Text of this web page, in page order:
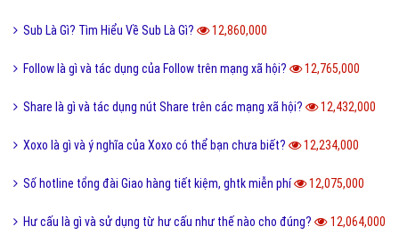
Sub Là Gì? Tìm Hiểu Về Sub Là Gì? 12,860,000
Follow là gì và tác dụng của Follow trên mạng xã hội? 12,765,000
Share là gì và tác dụng nút Share trên các mạng xã hội? 12,432,000
Xoxo là gì và ý nghĩa của Xoxo có thể bạn chưa biết? 12,234,000
Số hotline tổng đài Giao hàng tiết kiệm, ghtk miễn phí 12,075,000
Hư cấu là gì và sử dụng từ hư cấu như thế nào cho đúng? 12,064,000